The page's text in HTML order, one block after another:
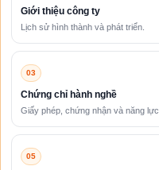
Giới thiệu công ty
Lịch sử hình thành và phát triển.
03
Chứng chỉ hành nghề
Giấy phép, chứng nhận và năng lực.
05